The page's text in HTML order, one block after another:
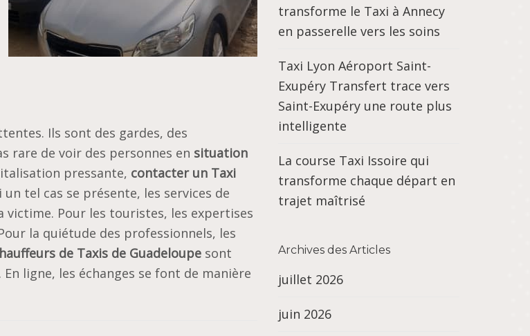
Ils sont des gardes, des
rare de voir des personnes en situation
pressante, contacter un Taxi
tel cas se présente, les services de
Pour les touristes, les expertises
la quiétude des professionnels, les
de Taxis de Guadeloupe sont
ligne, les échanges se font de manière
transforme le Taxi à Annecy
en passerelle vers les soins
Taxi Lyon Aéroport Saint-
Exupéry Transfert trace vers
Saint-Exupéry une route plus
intelligente
La course Taxi Issoire qui
transforme chaque départ en
trajet maîtrisé
Archives des Articles
juillet 2026
juin 2026